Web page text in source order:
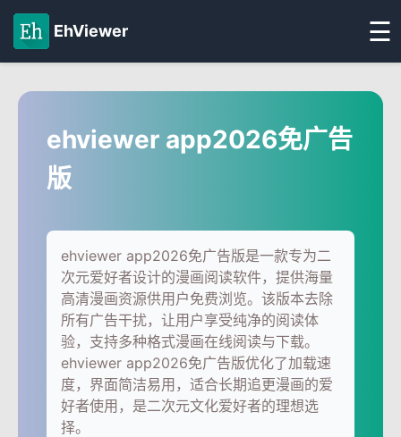
EhViewer ☰
ehviewer app2026免广告
版
ehviewer app2026免广告版是一款专为二
次元爱好者设计的漫画阅读软件，提供海量
高清漫画资源供用户免费浏览。该版本去除
所有广告干扰，让用户享受纯净的阅读体
验，支持多种格式漫画在线阅读与下载。
ehviewer app2026免广告版优化了加载速
度，界面简洁易用，适合长期追更漫画的爱
好者使用，是二次元文化爱好者的理想选
择。